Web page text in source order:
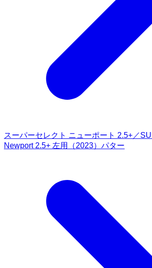
スーパーセレクト ニューポート 2.5+／
Newport 2.5+ 左用（2023）パター